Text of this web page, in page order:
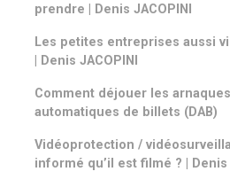
prendre | Denis JACOPINI
Les petites entreprises aussi
| Denis JACOPINI
Comment déjouer les
automatiques de billets (DAB)
Vidéoprotection /
informé qu’il est filmé ? | Denis